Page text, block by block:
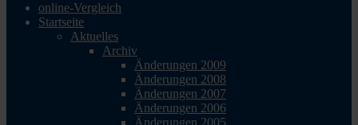
online-Vergleich
Startseite
Aktuelles
Archiv
Änderungen 2009
Änderungen 2008
Änderungen 2007
Änderungen 2006